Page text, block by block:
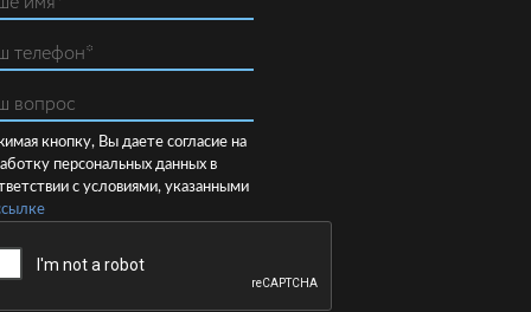
кнопку, Вы даете согласие на
персональных данных в
с условиями, указанными